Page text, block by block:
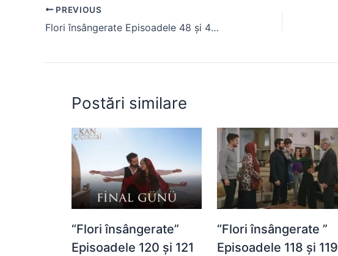
b
o
o
A
p
p
e
n
g
st t
PREVIOUS
Flori însângerate Episoadele 48 și 49, rezumat
Postări similare
“Flori însângerate”
Episoadele 120 și 121
“Flori însângerate ”
Episoadele 118 și 119